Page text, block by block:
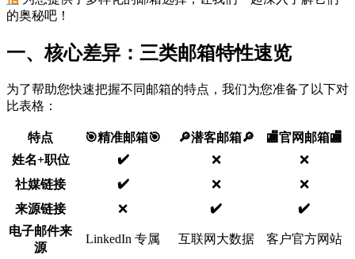
的奥秘吧！
一、核心差异：三类邮箱特性速览
为了帮助您快速把握不同邮箱的特点，我们为您准备了以下对
比表格：
特点 🎯精准邮箱🎯 🔎潜客邮箱🔎
🏬官网邮箱🏬
姓名+职位
✔️ ❌
❌
社媒链接
✔️ ❌
❌
来源链接
❌ ✔️
✔️
电子邮件来
源
LinkedIn 专属 互联网大数据 客户官方网站